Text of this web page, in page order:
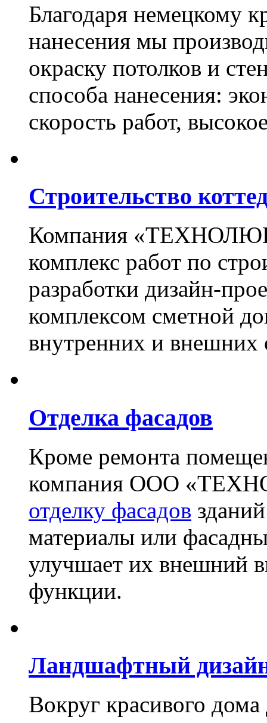
Благодаря немецкому
нанесения мы
окраску потолков и
способа нанесения:
скорость работ,
Строительство
Компания
комплекс работ по
разработки дизайн-
комплексом сметной
внутренних и внешних
Отделка фасадов
Кроме ремонта
компания ООО
отделку фасадов
материалы или
улучшает их внешний
функции.
Ландшафтный
Вокруг красивого